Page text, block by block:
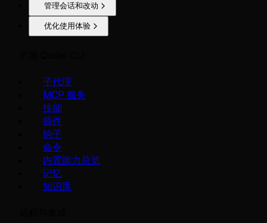
管理会话和改动
优化使用体验
子代理
MCP 服务
技能
插件
钩子
命令
内置能力总览
记忆
知识库